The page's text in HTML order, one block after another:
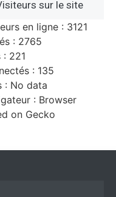
sur le site
en ligne : 3121
: 2765
: 221
: 135
: No data
: Browser
on Gecko